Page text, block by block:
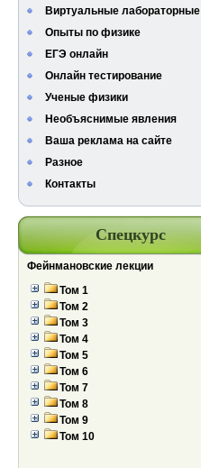
Виртуальные лабораторные
Опыты по физике
ЕГЭ онлайн
Онлайн тестирование
Ученые физики
Необъяснимые явления
Ваша реклама на сайте
Разное
Контакты
Спецкурс
Фейнмановские лекции
Том 1
Том 2
Том 3
Том 4
Том 5
Том 6
Том 7
Том 8
Том 9
Том 10